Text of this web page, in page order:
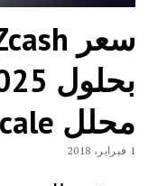
محلل Grayscale
1 فبراير، 2018